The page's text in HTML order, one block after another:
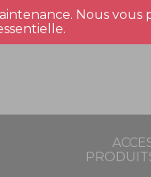
Nous